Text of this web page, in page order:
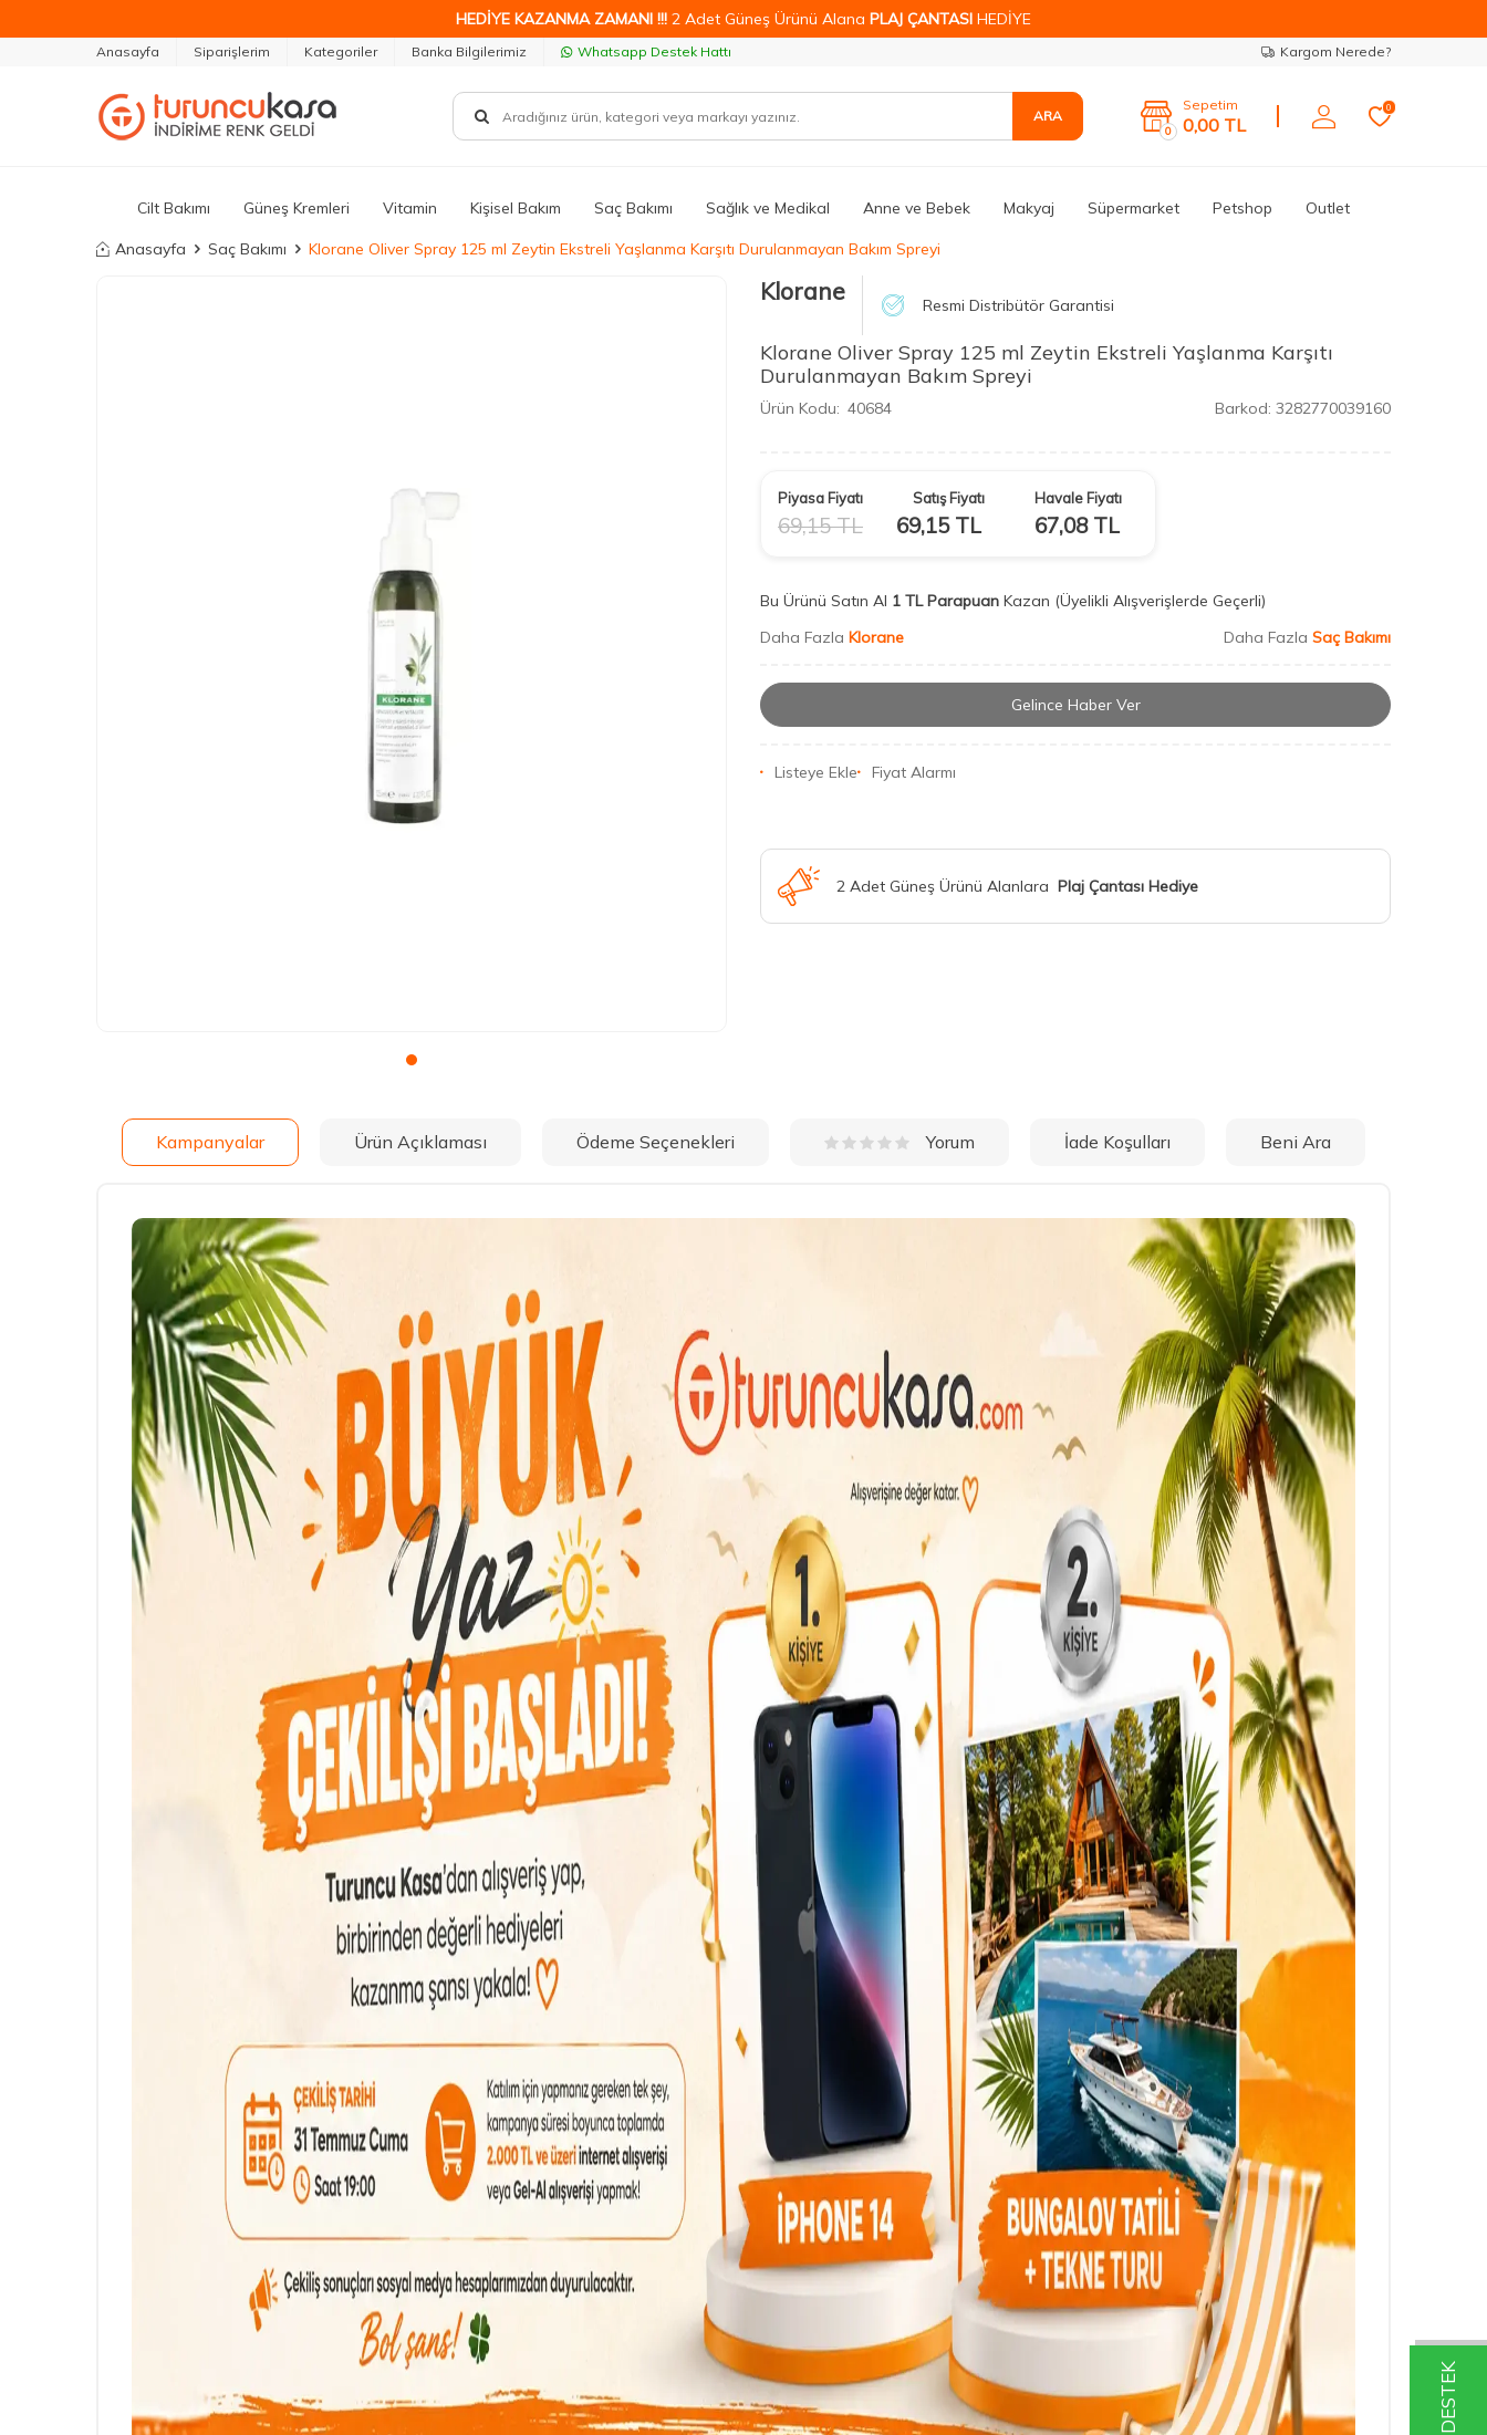
DESTEK
HEDİYE KAZANMA ZAMANI !!! 2 Adet Güneş Ürünü Alana PLAJ ÇANTASI HEDİYE
Anasayfa Siparişlerim Kategoriler Banka Bilgilerimiz Whatsapp Destek Hattı Kargom Nerede?
ARA
0
Sepetim
0,00 TL
0
Cilt Bakımı Güneş Kremleri Vitamin Kişisel Bakım Saç Bakımı Sağlık ve Medikal Anne ve Bebek Makyaj Süpermarket Petshop Outlet
Anasayfa Saç Bakımı Klorane Oliver Spray 125 ml Zeytin Ekstreli Yaşlanma Karşıtı Durulanmayan Bakım Spreyi
Klorane Resmi Distribütör Garantisi
Klorane Oliver Spray 125 ml Zeytin Ekstreli Yaşlanma Karşıtı
Durulanmayan Bakım Spreyi
Ürün Kodu: 40684 Barkod: 3282770039160
Piyasa Fiyatı
69,15TL
Satış Fiyatı
69,15TL
Havale Fiyatı
67,08TL
Bu Ürünü Satın Al 1 TL Parapuan Kazan (Üyelikli Alışverişlerde Geçerli)
Daha Fazla Klorane Daha Fazla Saç Bakımı
Gelince Haber Ver
Listeye Ekle Fiyat Alarmı
2 Adet Güneş Ürünü Alanlara Plaj Çantası Hediye
Kampanyalar Ürün Açıklaması Ödeme Seçenekleri Yorum İade Koşulları Beni Ara